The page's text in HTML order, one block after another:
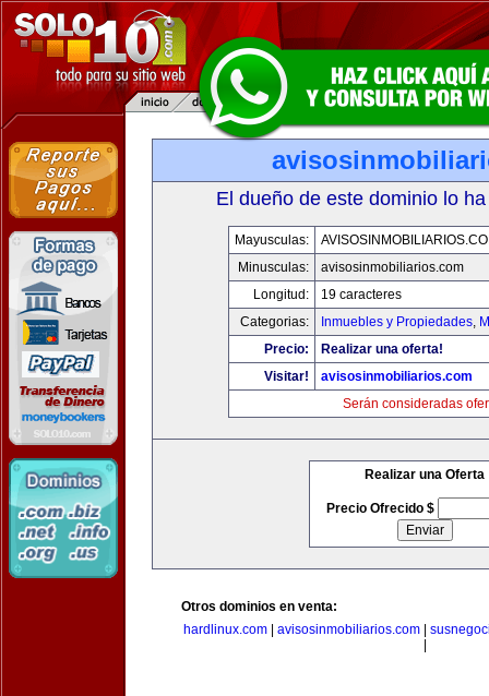
El dueño de este dominio lo
Mayusculas:
Minusculas:
avisosinmobiliarios.com
Longitud:
19 caracteres
Categorias:
Inmuebles y Propiedades,
Precio:
Realizar una oferta!
Visitar!
avisosinmobiliarios.com
Serán consideradas
Realizar una Oferta
Precio Ofrecido $
Otros dominios en venta:
hardlinux.com
avisosinmobiliarios.com